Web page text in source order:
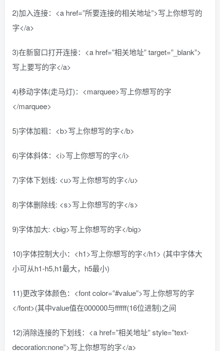
2)加入连接：<a href=”所要连接的相关地址”>写上你想写的
字</a>
3)在新窗口打开连接：<a href=”相关地址” target=”_blank”>
写上要写的字</a>
4)移动字体(走马灯)：<marquee>写上你想写的字
</marquee>
5)字体加粗：<b>写上你想写的字</b>
6)字体斜体：<i>写上你想写的字</i>
7)字体下划线: <u>写上你想写的字</u>
8)字体删除线: <s>写上你想写的字</s>
9)字体加大: <big>写上你想写的字</big>
10)字体控制大小：<h1>写上你想写的字</h1> (其中字体大
小可从h1-h5,h1最大，h5最小)
11)更改字体颜色：<font color=”#value”>写上你想写的字
</font>(其中value值在000000与ffffff(16位进制)之间
12)消除连接的下划线：<a href=”相关地址” style=”text-
decoration:none”>写上你想写的字</a>